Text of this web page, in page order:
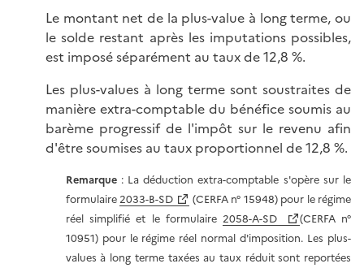
Le montant net de la plus-value à long terme, ou
le solde restant après les imputations possibles,
est imposé séparément au taux de 12,8 %.
Les plus-values à long terme sont soustraites de
manière extra-comptable du bénéfice soumis au
barème progressif de l'impôt sur le revenu afin
d'être soumises au taux proportionnel de 12,8 %.
Remarque: La déduction extra-comptable s'opère sur le
formulaire2033-B-SD
(CERFA n° 15948) pour le régime
réel simplifié et le formulaire2058-A-SD
(CERFA n°
10951) pour le régime réel normal d'imposition. Les plus-
values à long terme taxées au taux réduit sont reportées